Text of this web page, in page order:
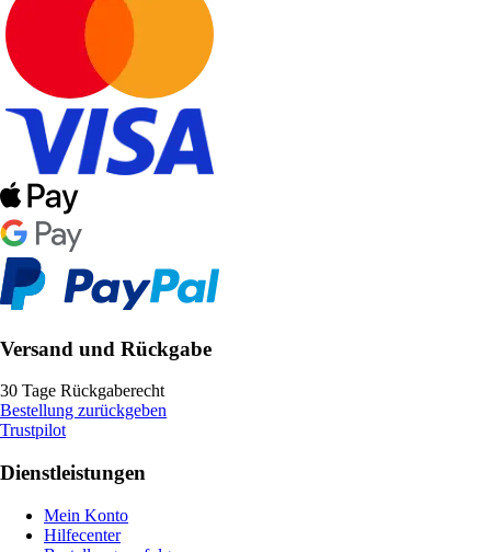
Versand und Rückgabe
30 Tage Rückgaberecht
Bestellung zurückgeben
Trustpilot
Dienstleistungen
Mein Konto
Hilfecenter